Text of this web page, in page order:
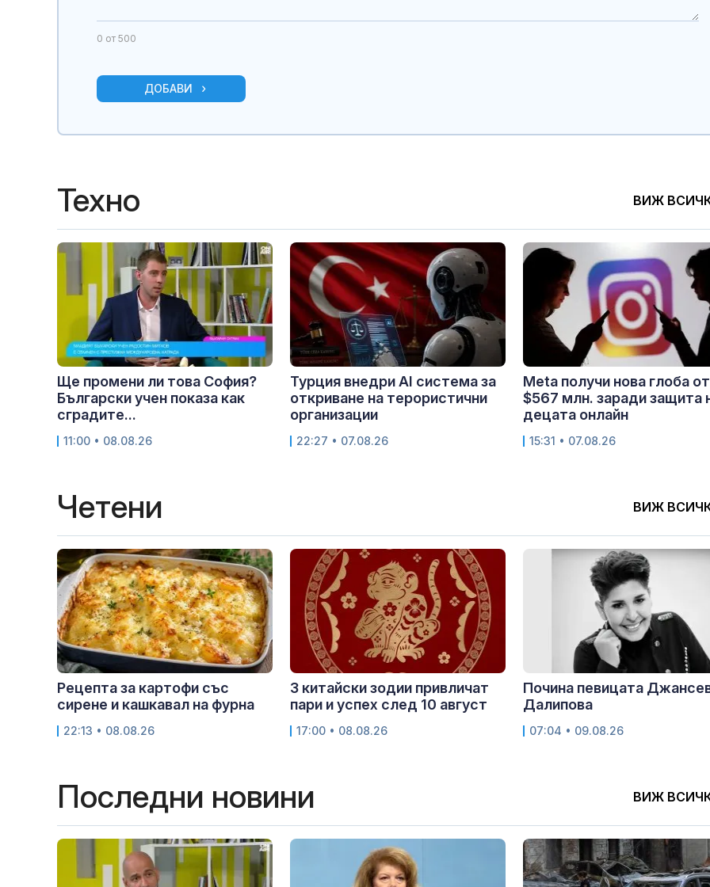
0 от 500
ДОБАВИ
Техно ВИЖ
Ще промени ли това София?
Български учен показа как
сградите...
11:00 • 08.08.26
Турция внедри AI система за
откриване на терористични
организации
22:27 • 07.08.26
Meta получи нова глоба от
$567 млн. заради защита
децата онлайн
15:31 • 07.08.26
Четени ВИЖ
Рецепта за картофи със
сирене и кашкавал на фурна
22:13 • 08.08.26
3 китайски зодии привличат
пари и успех след 10 август
17:00 • 08.08.26
Почина певицата
Далипова
07:04 • 09.08.26
Последни новини ВИЖ